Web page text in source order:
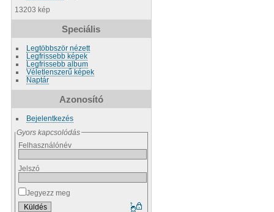
13203 kép
Speciális
Legtöbbször nézett
Legfrissebb képek
Legfrissebb album
Véletlenszerű képek
Naptár
Azonosító
Bejelentkezés
Gyors kapcsolódás
Felhasználónév
Jelszó
Jegyezz meg